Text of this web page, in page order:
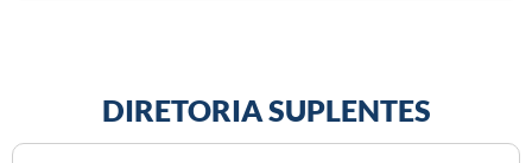
DIRETORIA SUPLENTES